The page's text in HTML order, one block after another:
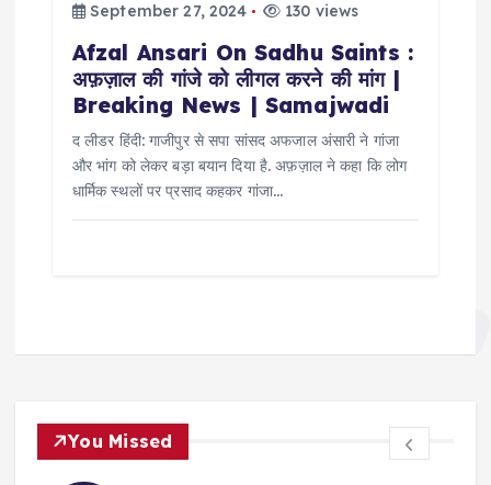
September 27, 2024
130 views
Afzal Ansari On Sadhu Saints :
अफ़ज़ाल की गांजे को लीगल करने की मांग |
Breaking News | Samajwadi
द लीडर हिंदी: गाजीपुर से सपा सांसद अफजाल अंसारी ने गांजा
और भांग को लेकर बड़ा बयान दिया है. अफ़ज़ाल ने कहा कि लोग
धार्मिक स्थलों पर प्रसाद कहकर गांजा…
You Missed